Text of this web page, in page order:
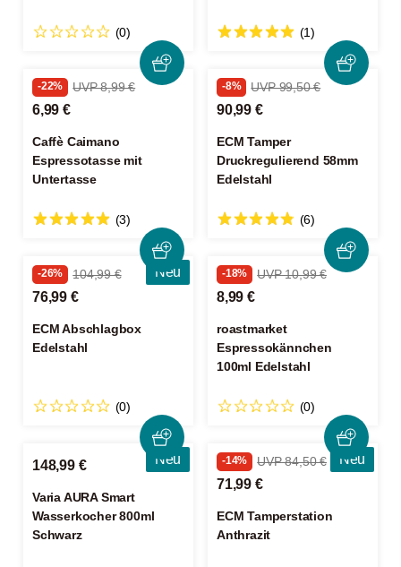
(0) (1)
-22% UVP 8,99 €
6,99 €
Caffè Caimano
Espressotasse mit
Untertasse
(3)
-8% UVP 99,50 €
90,99 €
ECM Tamper
Druckregulierend 58mm
Edelstahl
(6)
Neu
-26% 104,99 €
76,99 €
ECM Abschlagbox
Edelstahl
(0)
-18% UVP 10,99 €
8,99 €
roastmarket
Espressokännchen
100ml Edelstahl
(0)
Neu
148,99 €
Varia AURA Smart
Wasserkocher 800ml
Schwarz
Neu
-14% UVP 84,50 €
71,99 €
ECM Tamperstation
Anthrazit